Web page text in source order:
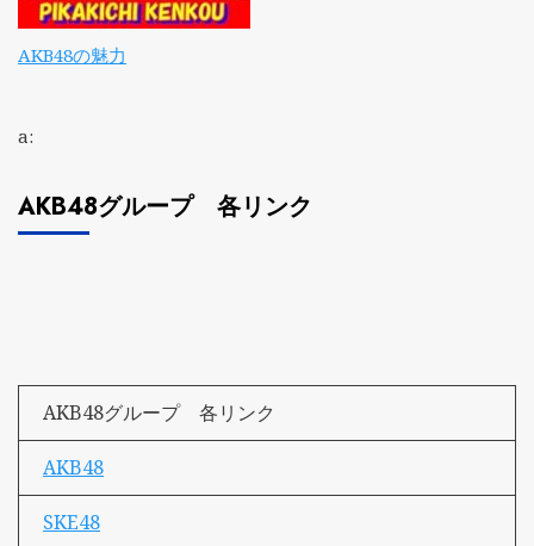
AKB48の魅力
a:
AKB48グループ 各リンク
AKB48グループ 各リンク
AKB48
SKE48